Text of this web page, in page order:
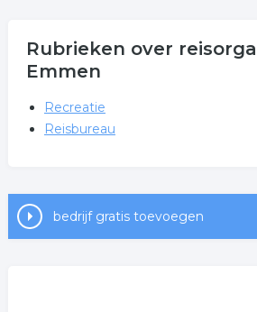
Rubrieken over
Emmen
Recreatie
Reisbureau
bedrijf gratis toevoegen